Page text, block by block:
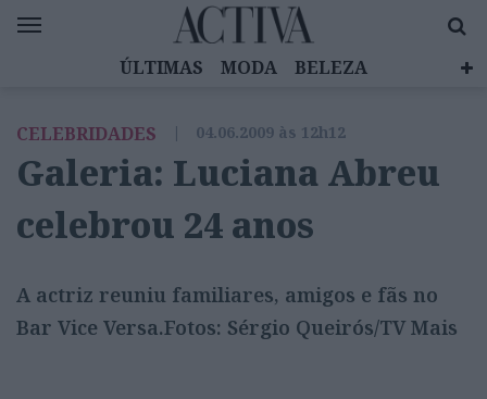
ÚLTIMAS MODA
BELEZA
EMOÇÕES
MULHERES INSPIRADORAS
DIZ QUEM SABE
ACTIVA BRAND STUDIO
CELEBRIDADES | 04.06.2009 às 12h12
Galeria: Luciana Abreu
celebrou 24 anos
A actriz reuniu familiares, amigos e fãs no
Bar Vice Versa.Fotos: Sérgio Queirós/TV Mais